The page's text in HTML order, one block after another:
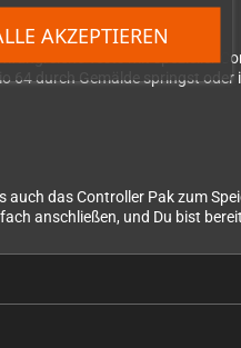
AKZEPTIEREN
Tests mit spezieller
64 durch Gemälde springst
das Controller Pak zum
anschließen, und Du bist